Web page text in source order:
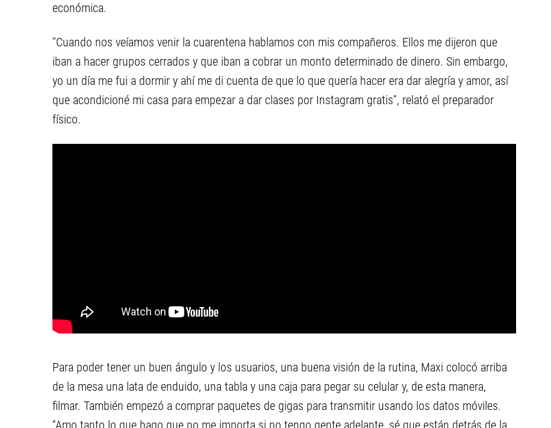
económica.
"Cuando nos veíamos venir la cuarentena hablamos con mis compañeros. Ellos me dijeron que
iban a hacer grupos cerrados y que iban a cobrar un monto determinado de dinero. Sin embargo,
yo un día me fui a dormir y ahí me di cuenta de que lo que quería hacer era dar alegría y amor, así
que acondicioné mi casa para empezar a dar clases por Instagram gratis”, relató el preparador
físico.
Para poder tener un buen ángulo y los usuarios, una buena visión de la rutina, Maxi colocó arriba
de la mesa una lata de enduido, una tabla y una caja para pegar su celular y, de esta manera,
filmar. También empezó a comprar paquetes de gigas para transmitir usando los datos móviles.
“Amo tanto lo que hago que no me importa si no tengo gente adelante, sé que están detrás de la